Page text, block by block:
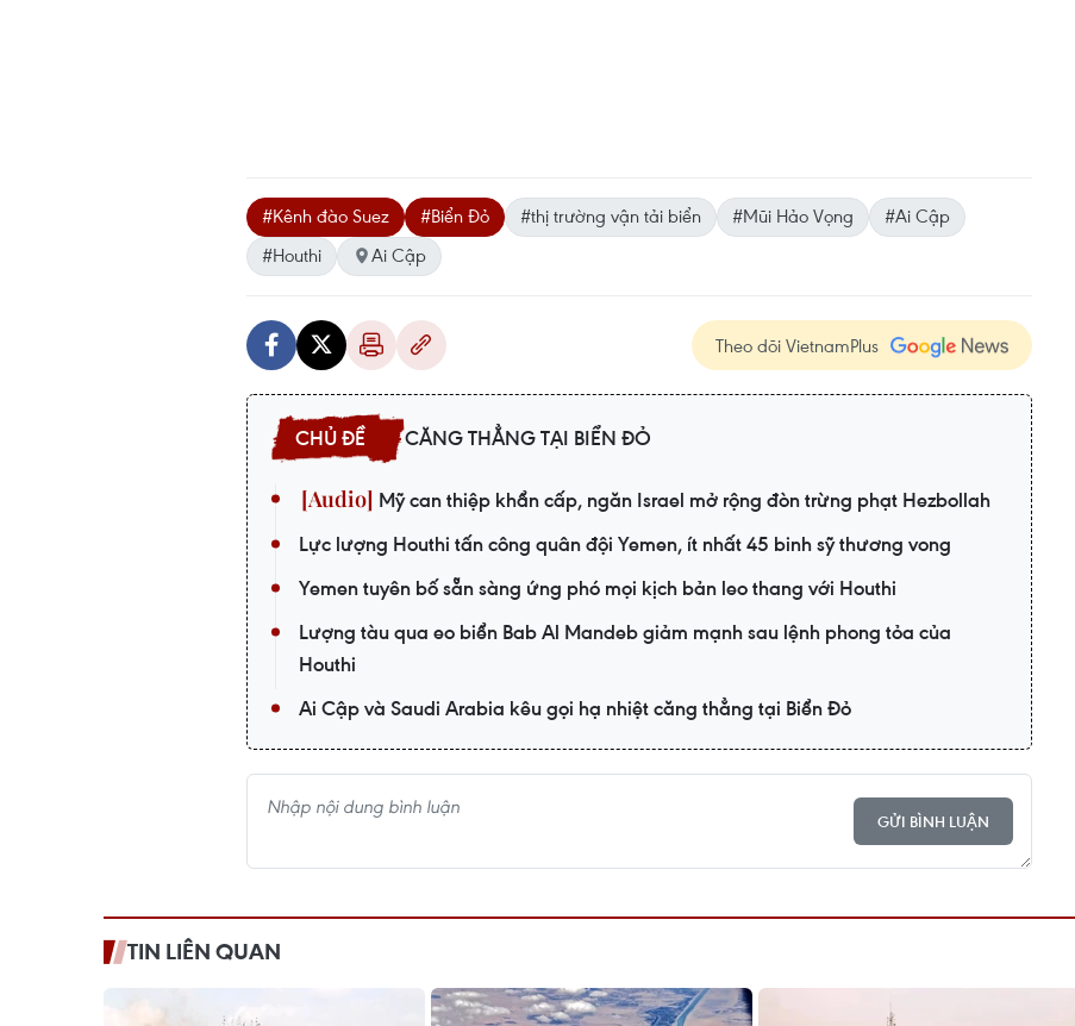
#Kênh đào Suez #Biển Đỏ #thị trường vận tải biển #Mũi Hảo Vọng
#Ai Cập
#Houthi
Ai Cập
Theo dõi VietnamPlus
CĂNG THẲNG TẠI BIỂN ĐỎ
Mỹ can thiệp khẩn cấp, ngăn Israel mở rộng đòn trừng phạt Hezbollah
Lực lượng Houthi tấn công quân đội Yemen, ít nhất 45 binh sỹ thương vong
Yemen tuyên bố sẵn sàng ứng phó mọi kịch bản leo thang với Houthi
Lượng tàu qua eo biển Bab Al Mandeb giảm mạnh sau lệnh phong tỏa của
Houthi
Ai Cập và Saudi Arabia kêu gọi hạ nhiệt căng thẳng tại Biển Đỏ
GỬI BÌNH LUẬN
TIN LIÊN QUAN